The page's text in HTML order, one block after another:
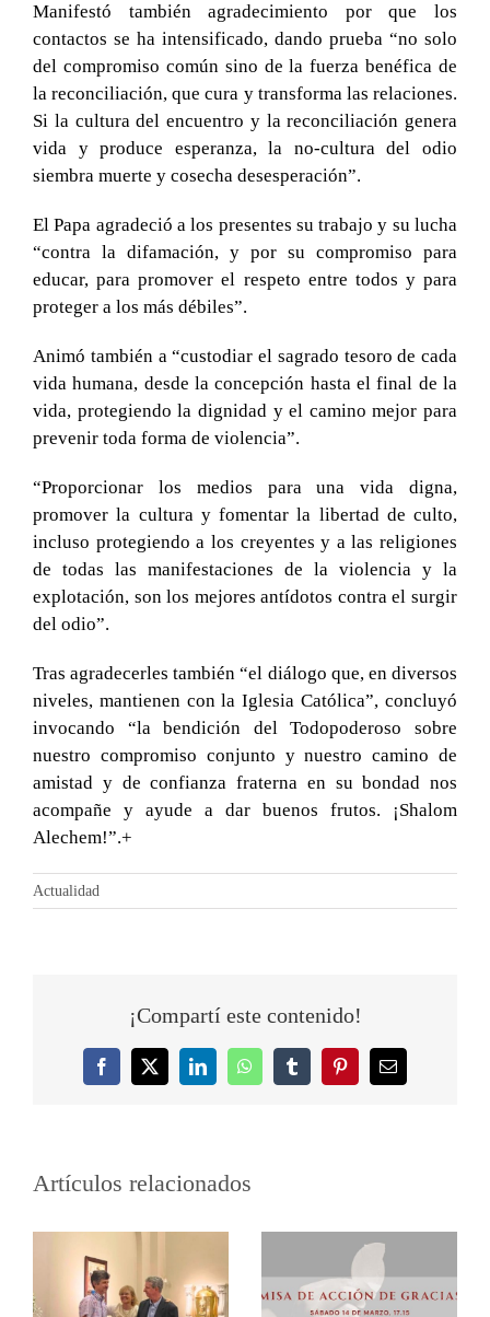
Manifestó también agradecimiento por que los
contactos se ha intensificado, dando prueba “no solo
del compromiso común sino de la fuerza benéfica de
la reconciliación, que cura y transforma las relaciones.
Si la cultura del encuentro y la reconciliación genera
vida y produce esperanza, la no-cultura del odio
siembra muerte y cosecha desesperación”.
El Papa agradeció a los presentes su trabajo y su lucha
“contra la difamación, y por su compromiso para
educar, para promover el respeto entre todos y para
proteger a los más débiles”.
Animó también a “custodiar el sagrado tesoro de cada
vida humana, desde la concepción hasta el final de la
vida, protegiendo la dignidad y el camino mejor para
prevenir toda forma de violencia”.
“Proporcionar los medios para una vida digna,
promover la cultura y fomentar la libertad de culto,
incluso protegiendo a los creyentes y a las religiones
de todas las manifestaciones de la violencia y la
explotación, son los mejores antídotos contra el surgir
del odio”.
Tras agradecerles también “el diálogo que, en diversos
niveles, mantienen con la Iglesia Católica”, concluyó
invocando “la bendición del Todopoderoso sobre
nuestro compromiso conjunto y nuestro camino de
amistad y de confianza fraterna en su bondad nos
acompañe y ayude a dar buenos frutos. ¡Shalom
Alechem!”.+
Actualidad
¡Compartí este contenido!
FacebookTwitterLinkedInWhatsAppTumblrPinterestCorreo
Artículos relacionados